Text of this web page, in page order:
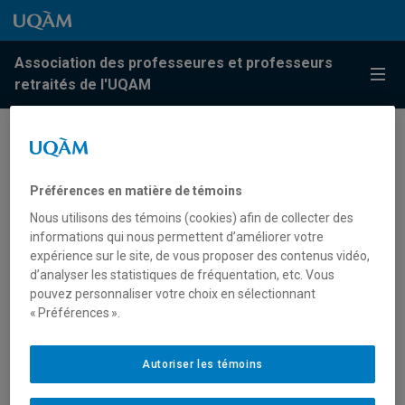
Passer au contenu
Accéder au menu principal
Accéder à la recherche
Passer au contenu
Accéder au menu principal
Association des professeures et professeurs
retraités de l'UQAM
Menu
Pour la Suite du Monde
Nouveau Bulletin – Avril 2021
14 avril 2021
Préférences en matière de témoins
Nous utilisons des témoins (cookies) afin de collecter des
informations qui nous permettent d’améliorer votre
expérience sur le site, de vous proposer des contenus vidéo,
d’analyser les statistiques de fréquentation, etc. Vous
pouvez personnaliser votre choix en sélectionnant
« Préférences ».
Autoriser les témoins